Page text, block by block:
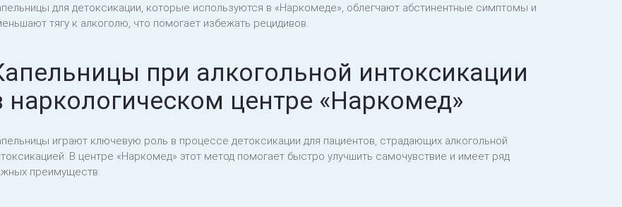
для детоксикации, которые используются в «Наркомеде», облегчают абстинентные симптомы и
тягу к алкоголю, что помогает избежать рецидивов.
при алкогольной интоксикации
наркологическом центре «Наркомед»
играют ключевую роль в процессе детоксикации для пациентов, страдающих алкогольной
В центре «Наркомед» этот метод помогает быстро улучшить самочувствие и имеет ряд
преимуществ: